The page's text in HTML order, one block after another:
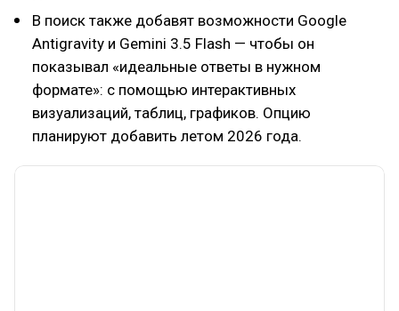
В поиск также добавят возможности Google
Antigravity и Gemini 3.5 Flash — чтобы он
показывал «идеальные ответы в нужном
формате»: с помощью интерактивных
визуализаций, таблиц, графиков. Опцию
планируют добавить летом 2026 года.